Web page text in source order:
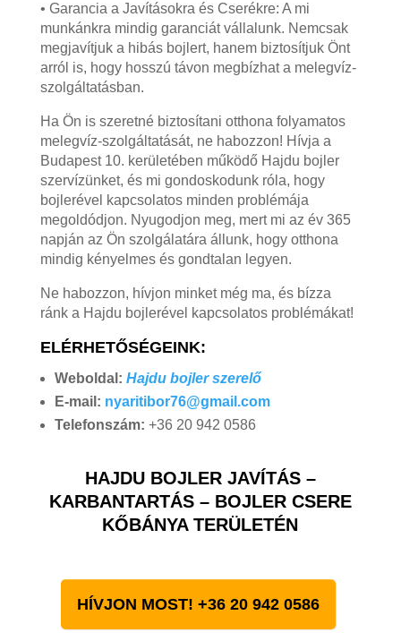
• Garancia a Javításokra és Cserékre: A mi
munkánkra mindig garanciát vállalunk. Nemcsak
megjavítjuk a hibás bojlert, hanem biztosítjuk Önt
arról is, hogy hosszú távon megbízhat a melegvíz-
szolgáltatásban.
Ha Ön is szeretné biztosítani otthona folyamatos
melegvíz-szolgáltatását, ne habozzon! Hívja a
Budapest 10. kerületében működő Hajdu bojler
szervízünket, és mi gondoskodunk róla, hogy
bojlerével kapcsolatos minden problémája
megoldódjon. Nyugodjon meg, mert mi az év 365
napján az Ön szolgálatára állunk, hogy otthona
mindig kényelmes és gondtalan legyen.
Ne habozzon, hívjon minket még ma, és bízza
ránk a Hajdu bojlerével kapcsolatos problémákat!
ELÉRHETŐSÉGEINK:
Weboldal: Hajdu bojler szerelő
E-mail: nyaritibor76@gmail.com
Telefonszám: +36 20 942 0586
HAJDU BOJLER JAVÍTÁS –
KARBANTARTÁS – BOJLER CSERE
KŐBÁNYA TERÜLETÉN
HÍVJON MOST! +36 20 942 0586